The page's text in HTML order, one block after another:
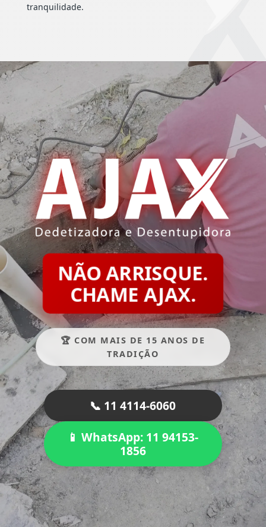
tranquilidade.
NÃO ARRISQUE.
CHAME AJAX.
🏆 COM MAIS DE 15 ANOS DE
TRADIÇÃO
📞 11 4114-6060
📱 WhatsApp: 11 94153-
1856